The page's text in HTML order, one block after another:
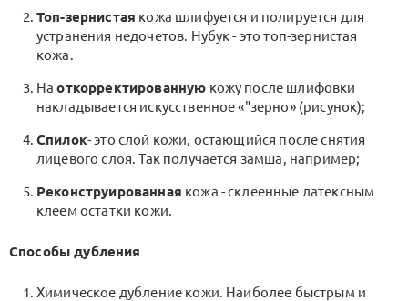
Топ-зернистая кожа шлифуется и полируется для
устранения недочетов. Нубук - это топ-зернистая
кожа.
Наоткорректированную кожу после шлифовки
накладывается искусственное «"зерно» (рисунок);
Спилок- это слой кожи, остающийся после снятия
лицевого слоя. Так получается замша, например;
Реконструированная кожа - склеенные латексным
клеем остатки кожи.
Способы дубления
Химическое дубление кожи. Наиболее быстрым и